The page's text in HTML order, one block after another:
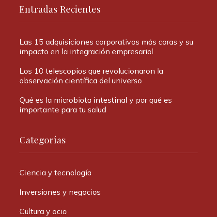
Entradas Recientes
Las 15 adquisiciones corporativas más caras y su
impacto en la integración empresarial
Los 10 telescopios que revolucionaron la
observación científica del universo
Qué es la microbiota intestinal y por qué es
importante para tu salud
Categorías
Ciencia y tecnología
Inversiones y negocios
Cultura y ocio